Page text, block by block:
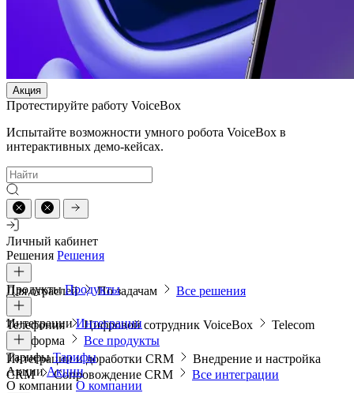
Акция
Протестируйте работу VoiceBox
Испытайте возможности умного робота VoiceBox в
интерактивных демо-кейсах.
Личный кабинет
Решения Решения
Для отраслей По задачам Все решения
ПродуктыПродукты
Телефония Цифровой сотрудник VoiceBox
Telecom
платформа
Все продукты
ИнтеграцииИнтеграции
Интеграции и доработки CRM
Внедрение и настройка
CRM
Сопровождение CRM Все интеграции
ТарифыТарифы
АкцииАкции
О компании О компании